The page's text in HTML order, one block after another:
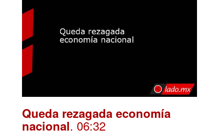
Queda rezagada economía
nacional. 06:32